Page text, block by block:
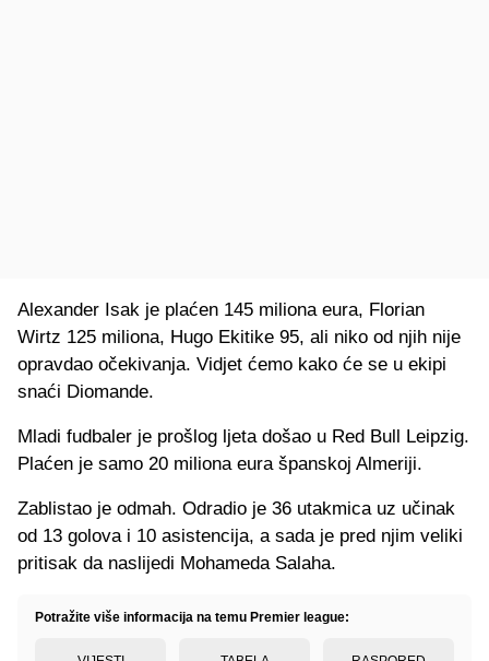
Alexander Isak je plaćen 145 miliona eura, Florian
Wirtz 125 miliona, Hugo Ekitike 95, ali niko od njih nije
opravdao očekivanja. Vidjet ćemo kako će se u ekipi
snaći Diomande.
Mladi fudbaler je prošlog ljeta došao u Red Bull Leipzig.
Plaćen je samo 20 miliona eura španskoj Almeriji.
Zablistao je odmah. Odradio je 36 utakmica uz učinak
od 13 golova i 10 asistencija, a sada je pred njim veliki
pritisak da naslijedi Mohameda Salaha.
Potražite više informacija na temu Premier league: